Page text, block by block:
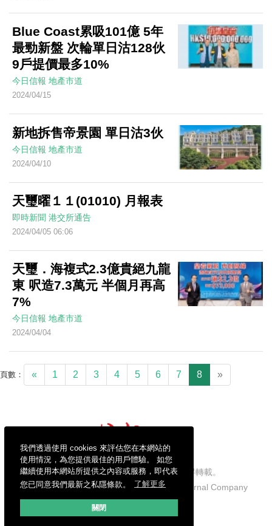
我們透過使用 cookies 來評估您在本網站的
使用情況，為您提供最佳的用戶體驗。 如您
繼續使用本網站所提供之內容或服務，即代表
您已同意我們最新之私隱條款。
了解更多
關閉
Blue Coast累吸101億 5年
最勁新盤 次輪單日沽128伙
9戶提價最多10%
今日信報 地產市道
2024/04/15
新地拆售帝景園 單日沽3伙
今日信報 地產市道
2024/04/10
天璽曜１１(01010) 月報表
即時新聞 港交所通告
2024/04/05 06:06
天璽．海複式2.3億貴絕九龍
東 呎造7.3萬元 半個月再高
7%
今日信報 地產市道
2024/04/04
頁數： « 1 2 3 4 5 6 7 8 »
信報財經新聞有限公司版權所有，不得轉載。
Copyright © 2026 Hong Kong Economic Journal Company
Limited. All rights reserved.